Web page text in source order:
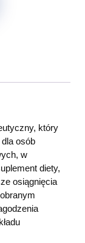
który
osób
w
diety,
osiągnięcia